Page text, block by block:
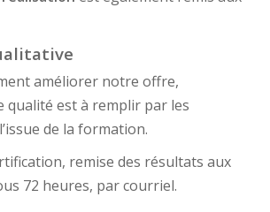
améliorer notre offre,
qualité est à remplir par les
de la formation.
remise des résultats aux
72 heures, par courriel.